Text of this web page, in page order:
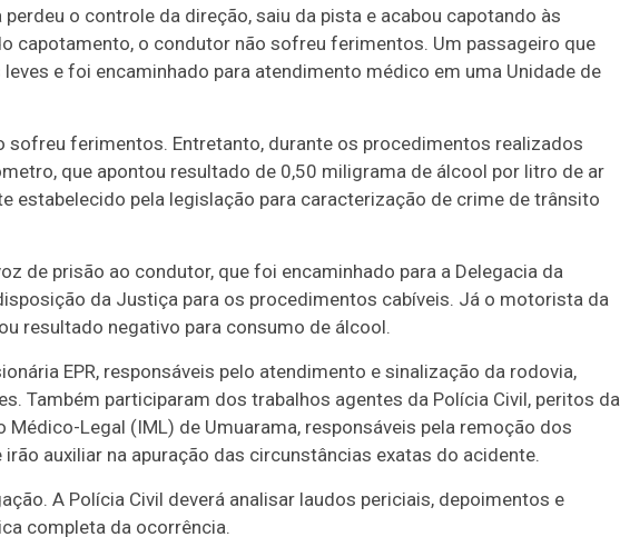
o controle da direção, saiu da pista e acabou capotando às
capotamento, o condutor não sofreu ferimentos. Um passageiro que
e foi encaminhado para atendimento médico em uma Unidade de
sofreu ferimentos. Entretanto, durante os procedimentos realizados
que apontou resultado de 0,50 miligrama de álcool por litro de ar
estabelecido pela legislação para caracterização de crime de trânsito
de prisão ao condutor, que foi encaminhado para a Delegacia da
da Justiça para os procedimentos cabíveis. Já o motorista da
resultado negativo para consumo de álcool.
EPR, responsáveis pelo atendimento e sinalização da rodovia,
Também participaram dos trabalhos agentes da Polícia Civil, peritos da
Legal (IML) de Umuarama, responsáveis pela remoção dos
auxiliar na apuração das circunstâncias exatas do acidente.
A Polícia Civil deverá analisar laudos periciais, depoimentos e
completa da ocorrência.